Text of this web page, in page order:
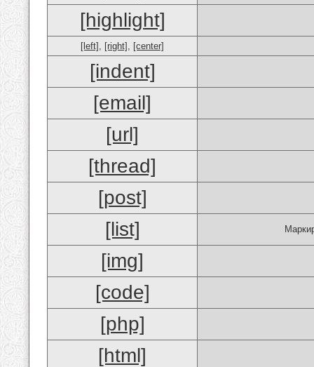
[highlight]
[left] , [right] , [center]
[indent]
[email]
[url]
[thread]
[post]
[list]
[img]
[code]
[php]
[html]